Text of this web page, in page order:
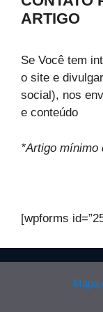
ARTIGO
Se Você tem
o site e
social), nos
e conteúdo
*Artigo mínimo
[wpforms
Mapa